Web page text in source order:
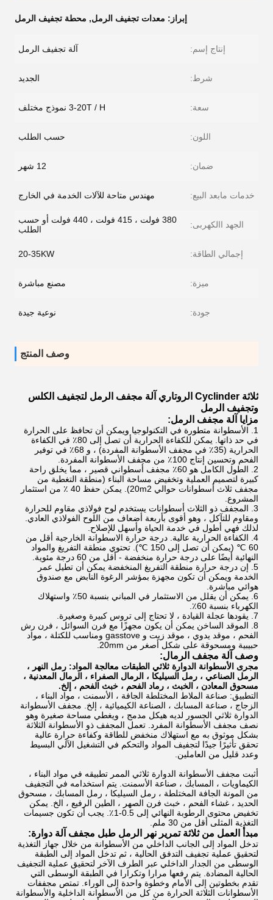
إبراز: معدات تجفيف الرمل, محطة تجفيف الرمل
إنتاج إسم: آلة تجفيف الرمل
شرط: الجديد
سعة: 3-20T / H نموذج مختلف
اللون: حسب الطلب
ضمان: 12 شهر
خدمات مابعد البيع: مهندس متاحة للآلات الخدمة في الخارج
الجهد االكهربى:
380 فولت ، 415 فولت ، 440 فولت أو حسب
الطلب
إجمالي الطاقة: 20-35KW
ميزة: مصنع مباشرة
جودة: نوعية جيدة
وصف المنتج
ثلاثة Cyclinder الروتاري آلة مجفف الرمل لتجفيف الكلس
وتجفيف الرمل
مزايا آلة مجفف الرمل:
1. الأسطوانة متطورة في التكنولوجيا ويمكن أن تحافظ على الحرارة
في حد ذاتها.
يمكن للكفاءة الحرارية أن تصل إلى 80٪ في الكفاءة
الحرارية (35٪ في مجفف الأسطوانة المفردة) ، و 68٪ في توفير
الفحم وتحسين إنتاج 100٪ من مجفف الأسطوانة المفردة.
2. الطول الكامل هو 60٪ مجفف أسطواني قصير ، مما يخلق راحة
كبيرة لتصميم العملية وتخفيض مساحة البناء (منطقة التغطية من
مجفف ثلاث أسطوانات حوالي 20m2).
يمكن حفظ 40 ٪ من استثمار
المشروع.
3. المجفف ذو الثلاث أسطوانات يستخدم لوح فولاذي مقاوم للحرارة
ومقاوم للتآكل ، وهو أقوى بأربعة أضعاف من اللوح الفولاذي العادي.
لذلك فهي أطول في خدمة الحياة وأسهل للإصلاح.
4. الكفاءة الحرارية عالية.
درجة حرارة الاسطوانة الخارجية أقل من
60 ℃ (يمكن أن تصل إلى 150 ℃).
تحتوي منطقة التفريغ والمواد
النهائية أيضًا على درجة حرارة منخفضة - أقل من 60 درجة مئوية.
5. إن درجة حرارة منطقة التفريغ المنخفضة يمكن أن تطيل عمر
الخدمة ويمكن أن تكون مجهزة بمؤشر الرغوة النابض مع صندوق
هوائي مباشرة.
6. يمكن أن يقلل من الاستثمار في المباني بنسبة 50٪ واستهلاك
الكهرباء بنسبة 60٪.
7. يقودها عجلة القيادة ، لا تحتاج إلى تروس كبيرة وصغيرة.
8. الموقد الساخن يمكن أن يكون مجهزًا مع فرن السوائل ، فرن رش
الفحم ، موقد يدوي ، موقد زيت و gasstove ومناسب للكتلة ، مواد
حبيبية ومسحوقة على شكل أصغر من 20mm.
وصف آلة مجفف الرمال:
مجرى الأسطوانة الدوارة ثلاثي الطبقات معالجة المواد: رمل النهر ،
الرمل الصناعي ، رمل السيليكا ، الرمال الصفراء ، الرمال المعدنية ،
مسحوق المعادن ، الخبث ، رماد الفحم ، خبث الفحم ، إلخ.
التطبيق: صناعة الملاط المختلطة الجافة ، الأسمنت ، مواد البناء ،
الزجاج ، صناعة المسابك ، الصناعة الكيميائية ، إلخ.
مجفف الأسطوانة
الدوارة ثلاثي الجسور لديه هيكل مدمج ، ويغطي مساحة صغيرة وهو
نصف مجفف الأسطوانة المفرد.
تعمل المجفف ذو الأسطوانة الثلاثة
بشكل موثوق به مع استهلاك منخفض للطاقة وكفاءة حرارة عالية
تحقق تأثيرًا جيدًا لتجفيف المواد والتحكم في التشغيل الآلي البسيط
وعدد قليل من العاملين.
أثبت مجفف الأسطوانة الدوارة ثلاثي الممر تطبيقه في مواد البناء ،
الكيماويات ، المسابك ، صناعة الأسمنت.
يتم استخدامه في التجفيف
من المونة الجافة المختلطة ، رمل السيليكا ، رمل المسابك ، مسحوق
الحديد ، غشاء الفحم ، خبث فرن الصهر ، الطين الرفيع ، الخ. يمكن
تخفيض محتوى الرطوبة النهائي إلى 0.5-1٪.
يجب أن تكون جسيمات
التغذية المثلى أقل من 30 ملم.
مبدأ العمل من ثلاثة تمرير نهر الرمل طبل مجفف آلة دوارة:
تدخل المواد إلى الجانب الداخلي من الأسطوانة من خلال جهاز التغذية
لتحقيق عملية تجفيف التدفق الحالية ، ثم تدخل المواد إلى الطبقة
الوسطى من الجدار الداخلي عبر الطرف الآخر لتحقيق عملية التجفيف
الحالية المضادة.
يتم رفعها مرارا وتكرارا في الطبقة الوسطى التي
تقدم بخطوتين إلى الأمام وخطوة واحدة إلى الوراء. تمتص مجففات
الأسطوانات الثلاثة الحرارة من كل من الأسطوانة الداخلية والأسطوانة